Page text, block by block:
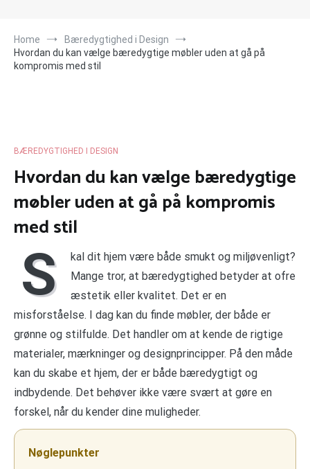
Home
Bæredygtighed i Design
Hvordan du kan vælge bæredygtige møbler uden at gå på
kompromis med stil
BÆREDYGTIGHED I DESIGN
Hvordan du kan vælge bæredygtige
møbler uden at gå på kompromis
med stil
S
kal dit hjem være både smukt og miljøvenligt?
Mange tror, at bæredygtighed betyder at ofre
æstetik eller kvalitet. Det er en
misforståelse. I dag kan du finde møbler, der både er
grønne og stilfulde. Det handler om at kende de rigtige
materialer, mærkninger og designprincipper. På den måde
kan du skabe et hjem, der er både bæredygtigt og
indbydende. Det behøver ikke være svært at gøre en
forskel, når du kender dine muligheder.
Nøglepunkter